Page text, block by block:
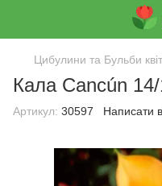
Цибулини та Бульби
Кала Cancún
Артикул: 30597 Написати